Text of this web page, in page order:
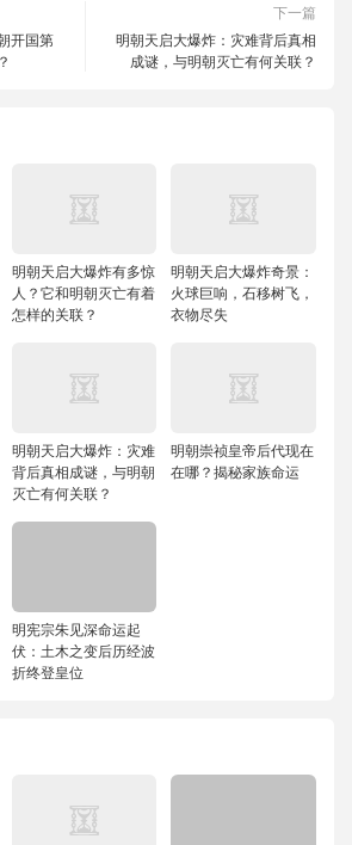
开国第
下一篇
明朝天启大爆炸：灾难背后真相
成谜，与明朝灭亡有何关联？
明朝天启大爆炸有多惊
人？它和明朝灭亡有着
怎样的关联？
明朝天启大爆炸奇景：
火球巨响，石移树飞，
衣物尽失
明朝天启大爆炸：灾难
背后真相成谜，与明朝
灭亡有何关联？
明朝崇祯皇帝后代现在
在哪？揭秘家族命运
明宪宗朱见深命运起
伏：土木之变后历经波
折终登皇位